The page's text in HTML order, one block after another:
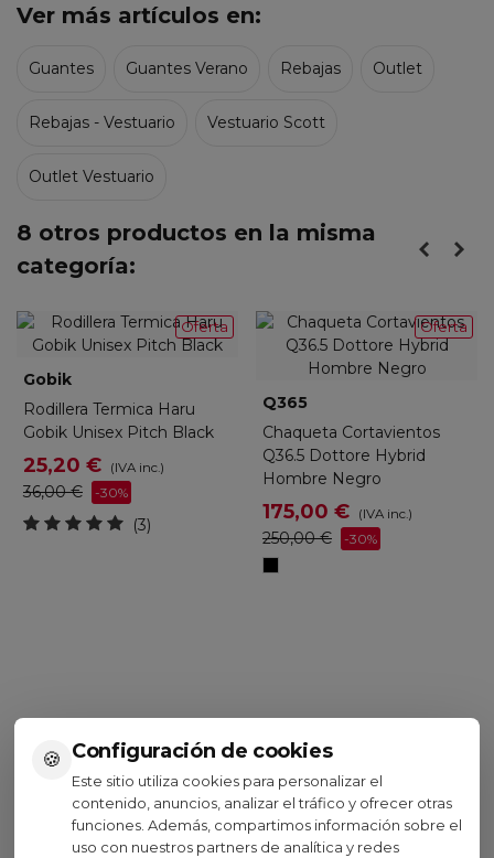
🍪 Configuración de cookies
Este sitio utiliza cookies para personalizar el
contenido, anuncios, analizar el tráfico y ofrecer otras
funciones. Además, compartimos información sobre el
uso con nuestros partners de analítica y redes
Ver más artículos en:
Guantes Guantes Verano Rebajas Outlet
Rebajas - Vestuario Vestuario Scott
Outlet Vestuario
8 otros productos en la misma
categoría:
Oferta
Gobik
Rodillera Termica Haru
Gobik Unisex Pitch Black
25,20 € (IVA inc.)
36,00 € -30%
(3)
Ver opciones
Oferta
Q365
Chaqueta Cortavientos
Q36.5 Dottore Hybrid
Hombre Negro
175,00 € (IVA inc.)
250,00 € -30%
Negro
Ver opciones